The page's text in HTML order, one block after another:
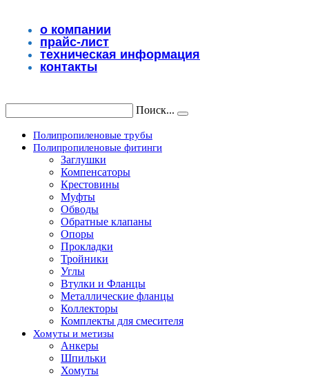
содержимомуо компании
прайс-лист
техническая информация
контакты
Поиск...
Полипропиленовые трубы
Полипропиленовые фитинги
Заглушки
Компенсаторы
Крестовины
Муфты
Обводы
Обратные клапаны
Опоры
Прокладки
Тройники
Углы
Втулки и Фланцы
Металлические фланцы
Коллекторы
Комплекты для смесителя
Хомуты и метизы
Анкеры
Шпильки
Хомуты